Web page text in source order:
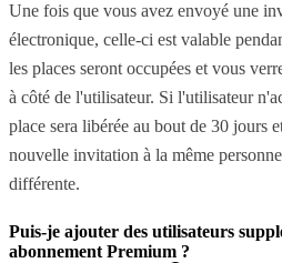
Une fois que vous avez envoyé une
électronique, celle-ci est valable
les places seront occupées et vous
à côté de l'utilisateur. Si l'utilisateur
place sera libérée au bout de 30 jours
nouvelle invitation à la même
différente.
Puis-je ajouter des utilisateurs
abonnement Premium ?